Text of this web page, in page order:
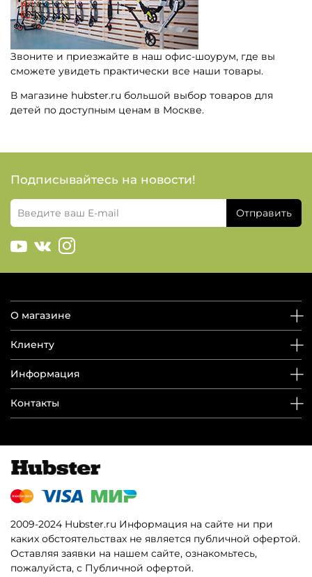
Звоните и приезжайте в наш офис-шоурум, где вы
сможете увидеть практически все наши товары.
В магазине hubster.ru большой выбор товаров для
детей по доступным ценам в Москве.
Подписывайтесь на новости!
Отправить
О магазине
Клиенту
Информация
Контакты
2009-2024 Hubster.ru Информация на сайте ни при
каких обстоятельствах не является публичной офертой.
Оставляя заявки на нашем сайте, ознакомьтесь,
пожалуйста, с Публичной офертой.